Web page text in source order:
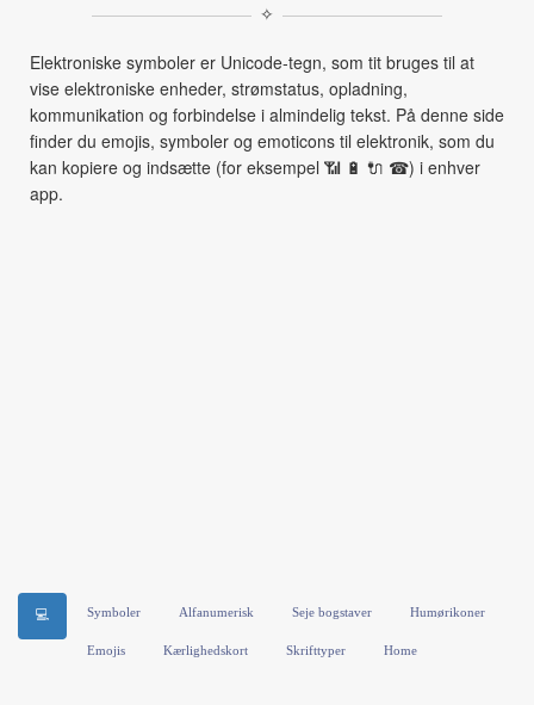
✧
Elektroniske symboler er Unicode‑tegn, som tit bruges til at
vise elektroniske enheder, strømstatus, opladning,
kommunikation og forbindelse i almindelig tekst. På denne side
finder du emojis, symboler og emoticons til elektronik, som du
kan kopiere og indsætte (for eksempel 📶 🔋 🔌 ☎) i enhver
app.
💻 Symboler Alfanumerisk Seje bogstaver Humørikoner
Emojis Kærlighedskort Skrifttyper Home